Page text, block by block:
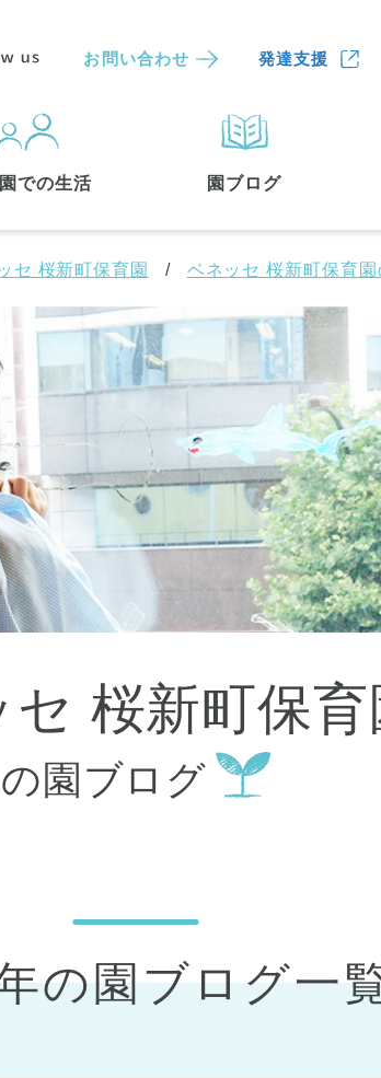
お問い合わせ 発達支援
での生活 園ブログ
保育園 を探す
港区 文京区(3)
世田谷区(1) 渋谷区(2)
足立区 (1) 葛飾区(1)
狛江市(1) 北区(1)
町田市(1) 江戸川区 (1)
川崎市 (9) 横須賀市
芦屋市(1)
セ 桜新町保育園 ベネッセ 桜新町保育
セ 桜新町保
の園ブログ
年の園ブログ一